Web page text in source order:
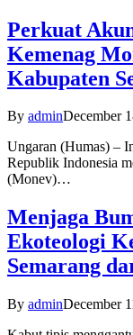
Perkuat
Kemenag
Kabupaten
By adminDecember
Ungaran (Humas) –
Republik Indonesia
(Monev)…
Menjaga
Ekoteologi
Semarang
By adminDecember